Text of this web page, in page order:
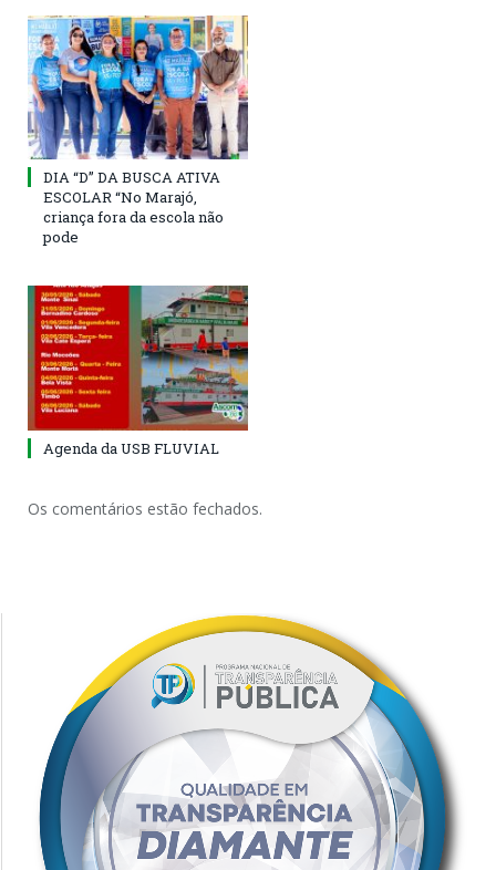
DIA “D” DA BUSCA ATIVA
ESCOLAR “No Marajó,
criança fora da escola não
pode
Agenda da USB FLUVIAL
Os comentários estão fechados.